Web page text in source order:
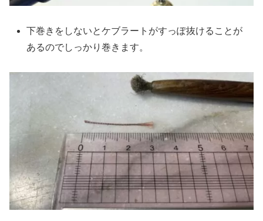
下巻きをしないとケブラートがすっぽ抜けることが
あるのでしっかり巻きます。